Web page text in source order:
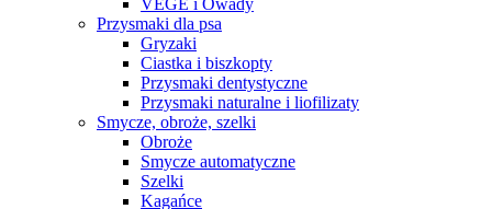
VEGE i Owady
Przysmaki dla psa
Gryzaki
Ciastka i biszkopty
Przysmaki dentystyczne
Przysmaki naturalne i liofilizaty
Smycze, obroże, szelki
Obroże
Smycze automatyczne
Szelki
Kagańce